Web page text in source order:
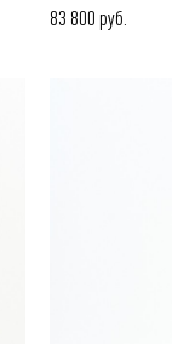
83 800 руб.